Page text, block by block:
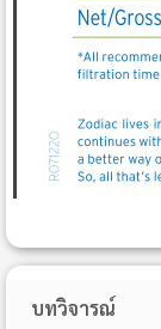
บทวิจารณ์